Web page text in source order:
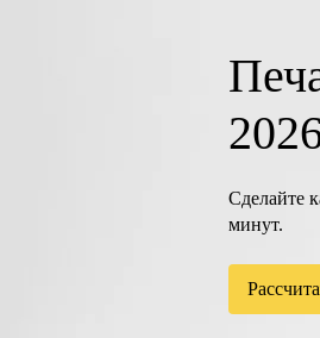
Сделайте
минут.